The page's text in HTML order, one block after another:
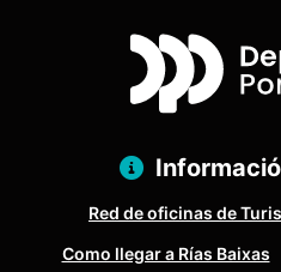
Red de oficinas de
Como llegar a Rías Baixas